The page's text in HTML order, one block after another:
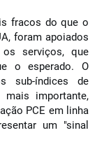
fracos do que o
foram apoiados
serviços, que
o esperado. O
sub-índices de
mais importante,
PCE em linha
um "sinal